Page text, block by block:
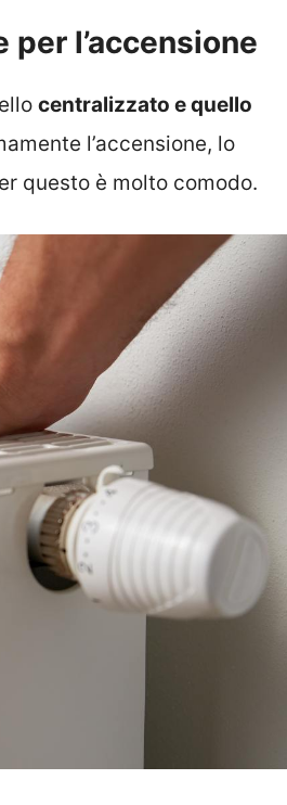
l’accensione
centralizzato e quello
l’accensione, lo
questo è molto comodo.